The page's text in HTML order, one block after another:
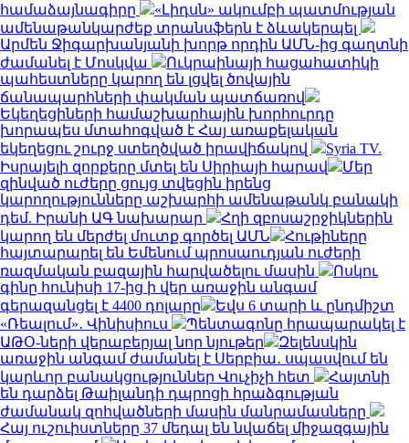
համաձայնագիրը
«Լիդսն» ակումբի պատմության
ամենաթանկարժեք տրանսֆերն է ձևակերպել
Արմեն Ջիգարխանյանի խորթ որդին ԱՄՆ-ից գաղտնի
ժամանել է Մոսկվա
Ուկրաինայի հացահատիկի
պահեստները կարող են լցվել ծովային
ճանապարհների փակման պատճառով
Եկեղեցիների համաշխարհային խորհուրդը
խորապես մտահոգված է Հայ առաքելական
եկեղեցու շուրջ ստեղծված իրավիճակով
Syria TV.
Իսրայելի զորքերը մտել են Սիրիայի հարավ
Մեր
զինված ուժերը ցույց տվեցին իրենց
կարողությունները աշխարհի ամենաթանկ բանակի
դեմ. Իրանի ԱԳ նախարար
Հղի զբոսաշրջիկներին
կարող են մերժել մուտք գործել ԱՄՆ
Հութիները
հայտարարել են Եմենում պրոսաուդյան ուժերի
ռազմական բազային հարվածելու մասին
Ոսկու
գինը հունիսի 17-ից ի վեր առաջին անգամ
գերազանցել է 4400 դոլարը
Եվս 6 տարի և ընդմիշտ
«Ռեալում»․ Վինիսիուս
Պենտագոնը հրապարակել է
ԱԹՕ-ների վերաբերյալ նոր նյութեր
Զելենսկին
առաջին անգամ ժամանել է Սերբիա․ սպասվում են
կարևոր բանակցություններ Վուչիչի հետ
Հայտնի
են դարձել Թաիլանդի դպրոցի հրաձգության
ժամանակ զոհվածների մասին մանրամասները
Հայ ուշուիստները 37 մեդալ են նվաճել միջազգային